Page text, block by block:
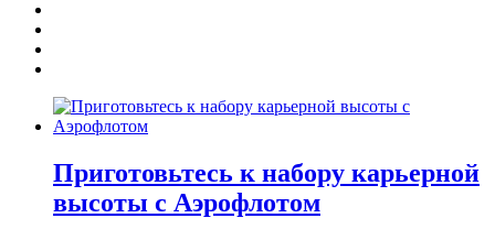
Приготовьтесь к набору карьерной
высоты с Аэрофлотом